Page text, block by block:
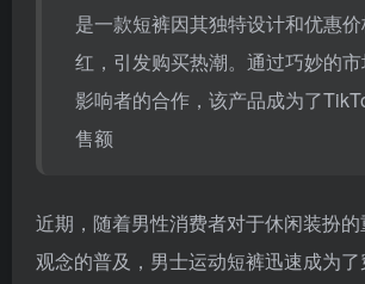
是一款短裤因其独特设计和优惠
红，引发购买热潮。通过巧妙的
影响者的合作，该产品成为了
售额
近期，随着男性消费者对于休闲装扮
观念的普及，男士运动短裤迅速成为